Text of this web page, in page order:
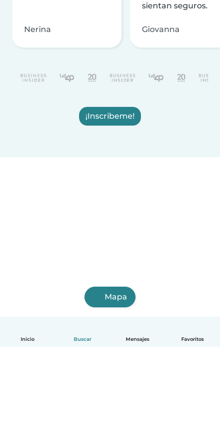
Inicio Buscar Mensajes Favoritos
Nerina
sientan seguros.
Giovanna
¡Inscribeme!
Mapa